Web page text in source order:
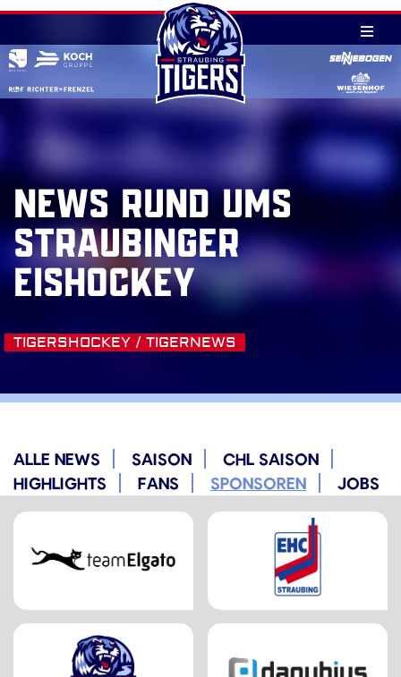
Skip
content
NEWS RUND UMS
STRAUBINGER
EISHOCKEY
TIGERSHOCKEY / TIGERNEWS
ALLE NEWS SAISON
CHL SAISON
HIGHLIGHTS
FANS SPONSOREN JOBS